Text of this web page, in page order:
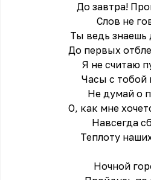
До завтра!
Слов не
Ты ведь знаешь
До первых
Я не считаю
Часы с тобой
Не думай о
О, как мне
Навсегда
Теплоту
Ночной